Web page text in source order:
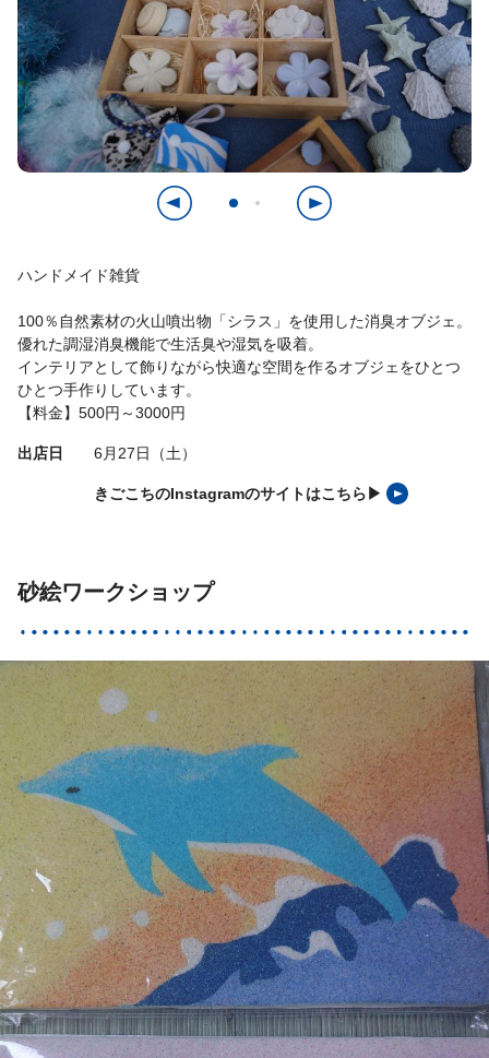
ハンドメイド雑貨
100％自然素材の火山噴出物「シラス」を使用した消臭オブジェ。
優れた調湿消臭機能で生活臭や湿気を吸着。
インテリアとして飾りながら快適な空間を作るオブジェをひとつ
ひとつ手作りしています。
【料金】500円～3000円
出店日 6月27日（土）
きごこちのInstagramのサイトはこちら▶
砂絵ワークショップ